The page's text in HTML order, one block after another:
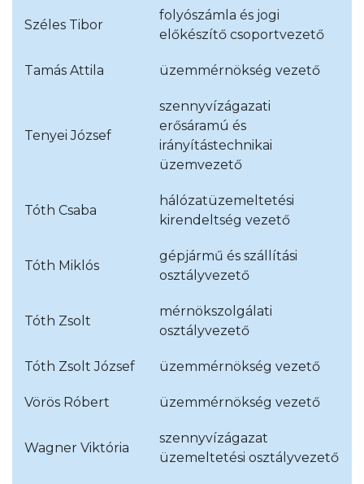
Széles Tibor
folyószámla és jogi
előkészítő csoportvezető
Tamás Attila üzemmérnökség vezető
Tenyei József
szennyvízágazati
erősáramú és
irányítástechnikai
üzemvezető
Tóth Csaba
hálózatüzemeltetési
kirendeltség vezető
Tóth Miklós
gépjármű és szállítási
osztályvezető
Tóth Zsolt
mérnökszolgálati
osztályvezető
Tóth Zsolt József üzemmérnökség vezető
Vörös Róbert üzemmérnökség vezető
Wagner Viktória
szennyvízágazat
üzemeltetési osztályvezető